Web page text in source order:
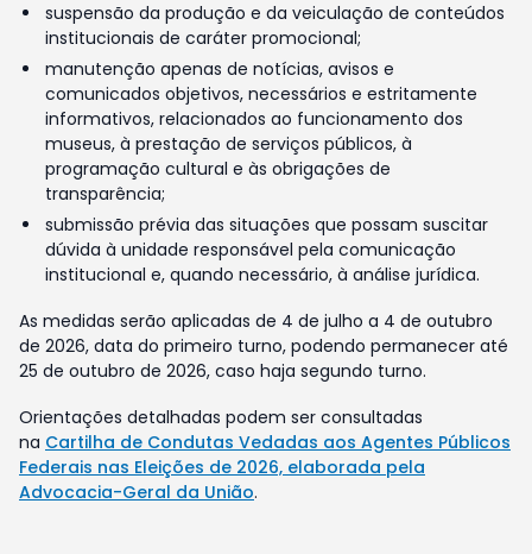
suspensão da produção e da veiculação de conteúdos
institucionais de caráter promocional;
manutenção apenas de notícias, avisos e
comunicados objetivos, necessários e estritamente
informativos, relacionados ao funcionamento dos
museus, à prestação de serviços públicos, à
programação cultural e às obrigações de
transparência;
submissão prévia das situações que possam suscitar
dúvida à unidade responsável pela comunicação
institucional e, quando necessário, à análise jurídica.
As medidas serão aplicadas de 4 de julho a 4 de outubro
de 2026, data do primeiro turno, podendo permanecer até
25 de outubro de 2026, caso haja segundo turno.
Orientações detalhadas podem ser consultadas
na Cartilha de Condutas Vedadas aos Agentes Públicos
Federais nas Eleições de 2026, elaborada pela
Advocacia-Geral da União.